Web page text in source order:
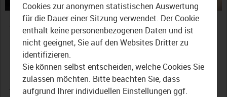
Zu Gast: Oberfranken
präsentiert sich auf der
Grünen Woche in Berlin
24. Januar 2023
Cookies zur anonymen statistischen Auswertung
für die Dauer einer Sitzung verwendet. Der Cookie
enthält keine personenbezogenen Daten und ist
nicht geeignet, Sie auf den Websites Dritter zu
identifizieren.
Sie können selbst entscheiden, welche Cookies Sie
zulassen möchten. Bitte beachten Sie, dass
aufgrund Ihrer individuellen Einstellungen ggf.